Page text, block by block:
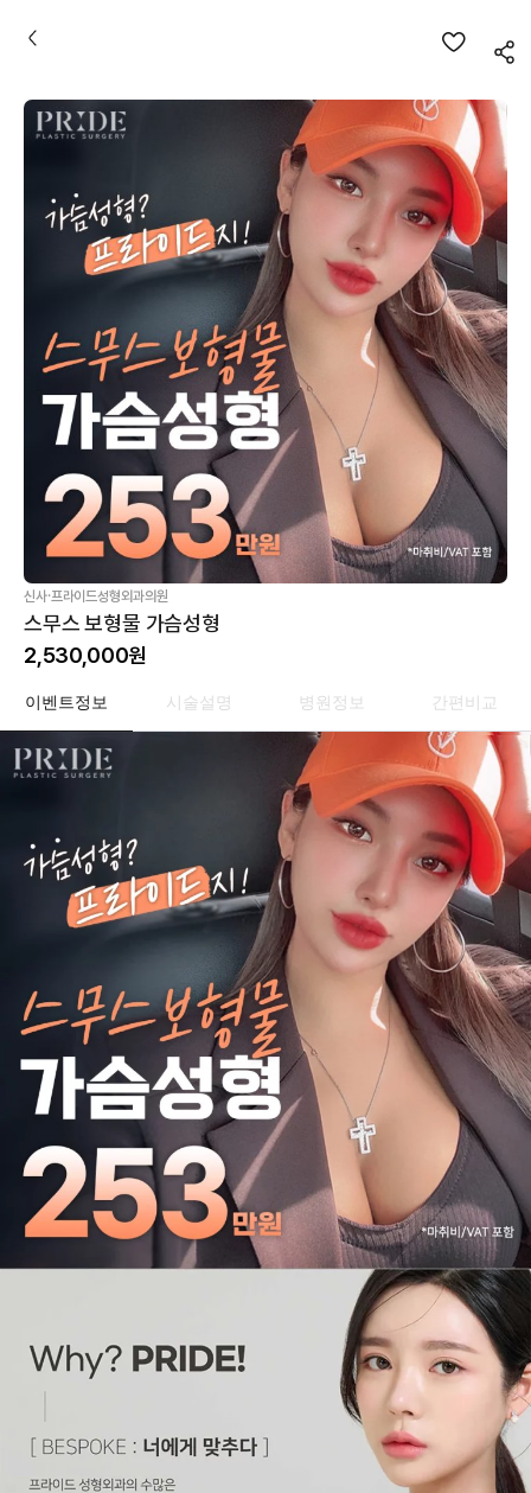
신사·프라이드성형외과의원
스무스 보형물 가슴성형
2,530,000원
이벤트정보 시술설명 병원정보 간편비교